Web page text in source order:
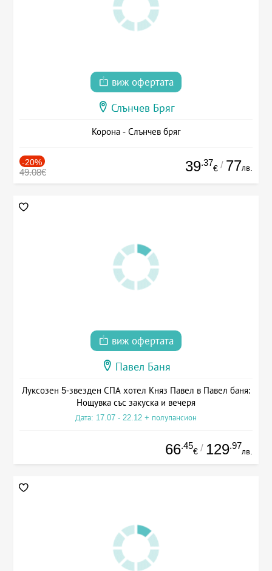
виж офертата
Слънчев Бряг
Корона - Слънчев бряг
-20%
49.08€ 39.37
€ / 77лв.
виж офертата
Павел Баня
Луксозен 5-звезден СПА хотел Княз Павел в Павел баня:
Нощувка със закуска и вечеря
Дата: 17.07 - 22.12 + полупансион
66.45
€ / 129.97
лв.